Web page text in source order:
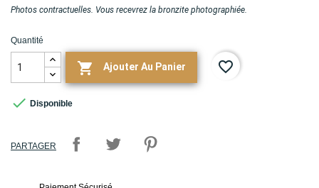
Photos contractuelles. Vous recevrez la bronzite photographiée.
Quantité
 Ajouter Au Panier favorite_border
 Disponible
PARTAGER